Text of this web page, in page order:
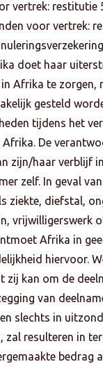
vertrek: restitutie
voor vertrek:
doet haar
Afrika te zorgen,
gesteld
tijdens het
Afrika. De
zijn/haar verblijf
zelf. In geval
ziekte, diefstal,
vrijwilligerswerk
Afrika in
hiervoor.
zij kan om de
van
slechts in
zal resulteren in
bedrag